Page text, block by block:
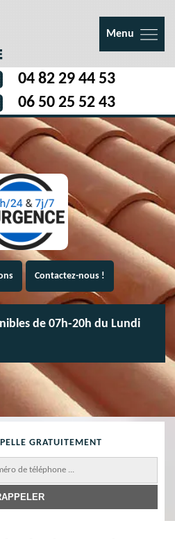
Menu
04 82 29 44 53
06 50 25 52 43
Contactez-nous !
de 07h-20h du Lundi
GRATUITEMENT